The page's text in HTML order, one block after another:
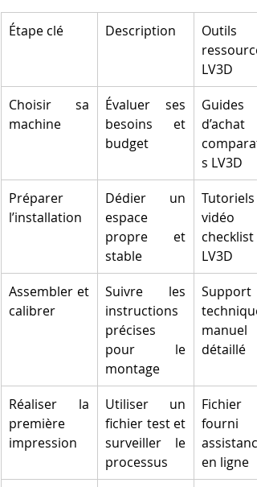
Étape clé Description
Outils
LV3D
Choisir sa
machine
Évaluer ses
besoins et
budget
Guides
s LV3D
Préparer
l’installation
Dédier un
espace
propre et
stable
Tutoriels
vidéo
checklist
LV3D
Assembler et
calibrer
Suivre les
instructions
précises
pour le
montage
Support
manuel
détaillé
Réaliser la
première
impression
Utiliser un
fichier test et
surveiller le
processus
Fichier
fourni
assistance
en ligne